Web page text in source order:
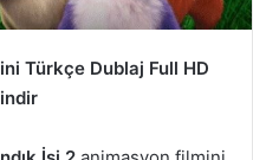
Türkçe Dublaj Full HD